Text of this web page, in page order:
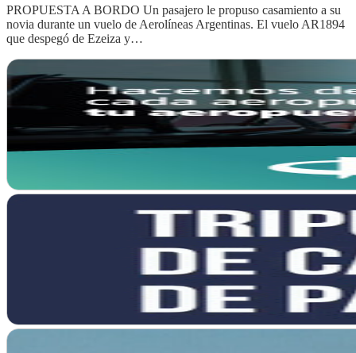
PROPUESTA A BORDO Un pasajero le propuso casamiento a su
novia durante un vuelo de Aerolíneas Argentinas. El vuelo AR1894
que despegó de Ezeiza y…